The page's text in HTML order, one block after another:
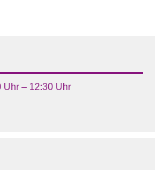
Uhr – 12:30 Uhr